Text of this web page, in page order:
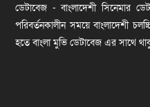
ডেটাবেজ - বাংলাদেশী সিনেমার
পরিবর্তনকালীন সময়ে বাংলাদেশী
হতে বাংলা মুভি ডেটাবেজ এর সাথে